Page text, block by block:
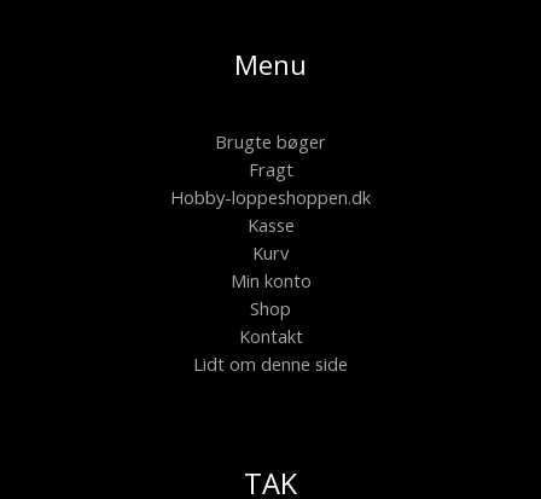
Menu
Brugte bøger
Fragt
Hobby-loppeshoppen.dk
Kasse
Kurv
Min konto
Shop
Kontakt
Lidt om denne side
TAK